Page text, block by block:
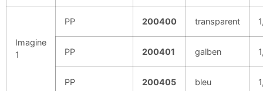
Imagine
1
PP 200400 transparent
PP 200401 galben
PP 200405 bleu